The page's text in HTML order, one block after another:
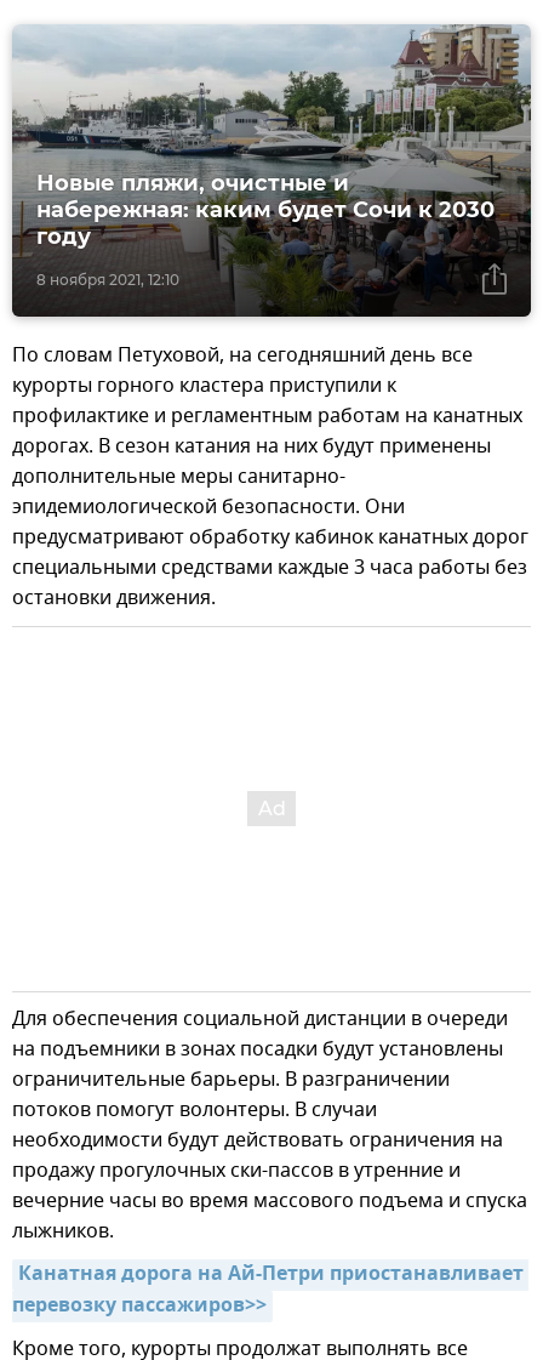
8 ноября 2021, 12:10
Новые пляжи, очистные и
набережная: каким будет Сочи к 2030
году
По словам Петуховой, на сегодняшний день все
курорты горного кластера приступили к
профилактике и регламентным работам на канатных
дорогах. В сезон катания на них будут применены
дополнительные меры санитарно-
эпидемиологической безопасности. Они
предусматривают обработку кабинок канатных дорог
специальными средствами каждые 3 часа работы без
остановки движения.
Для обеспечения социальной дистанции в очереди
на подъемники в зонах посадки будут установлены
ограничительные барьеры. В разграничении
потоков помогут волонтеры. В случаи
необходимости будут действовать ограничения на
продажу прогулочных ски-пассов в утренние и
вечерние часы во время массового подъема и спуска
лыжников.
Канатная дорога на Ай-Петри приостанавливает
перевозку пассажиров>>
Кроме того, курорты продолжат выполнять все